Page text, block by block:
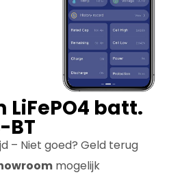
LiFePO4 batt.
BT
– Niet goed? Geld terug
mogelijk